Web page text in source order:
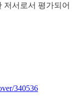
저서로서 평가되어
340536